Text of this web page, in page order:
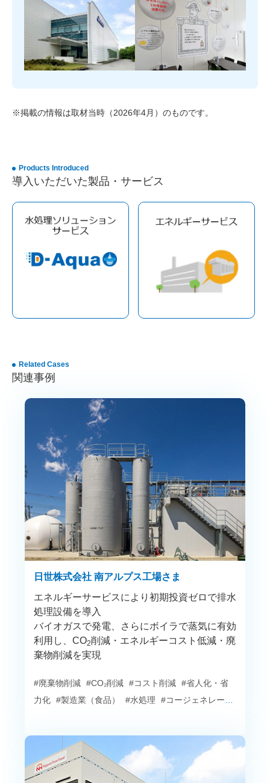
※掲載の情報は取材当時（2026年4月）のものです。
Products Introduced
導入いただいた製品・サービス
Related Cases
関連事例
日世株式会社 南アルプス工場さま
エネルギーサービスにより初期投資ゼロで排水
処理設備を導入
バイオガスで発電、さらにボイラで蒸気に有効
利用し、CO2削減・エネルギーコスト低減・廃
棄物削減を実現
#廃棄物削減 #CO₂削減 #コスト削減 #省人化・省
力化 #製造業（食品） #水処理
#コージェネレーシ